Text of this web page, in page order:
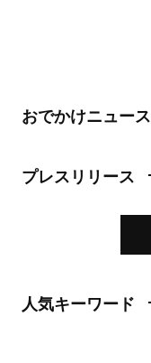
おでかけニュース
プレスリリース
人気キーワード